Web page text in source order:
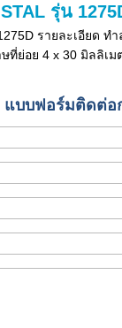
รุ่น
รายละเอียด
ที่ย่อย 4 x 30 มิลลิเม
แบบฟอร์มติดต่อ